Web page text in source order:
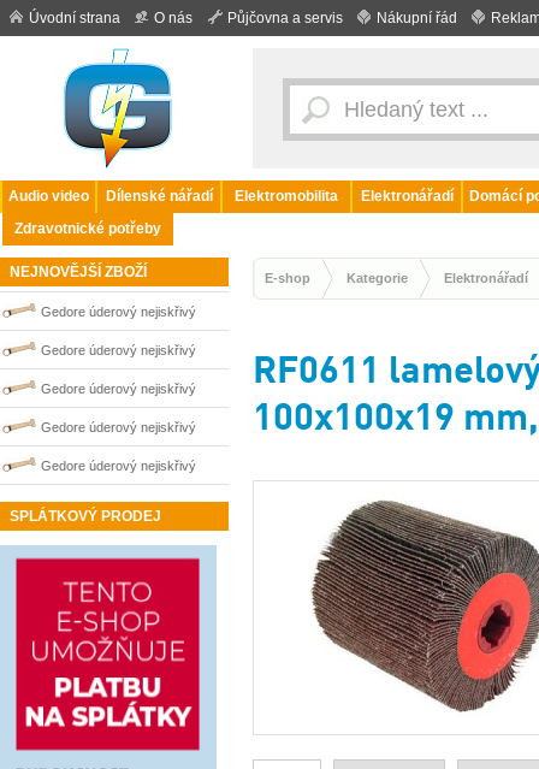
Úvodní strana O nás Půjčovna a servis Nákupní řád
Audio video Dílenské nářadí Elektromobilita Elektronářadí
Domácí
Zdravotnické potřeby
NEJNOVĚJŠÍ ZBOŽÍ
Gedore úderový nejiskřivý
plochý klíč vyhnutý 95 mm
0100265S
Gedore úderový nejiskřivý
plochý klíč vyhnutý 100 mm
0100266S
Gedore úderový nejiskřivý
plochý klíč vyhnutý 90 mm
0100264S
Gedore úderový nejiskřivý
plochý klíč vyhnutý 70 mm
0100260S
Gedore úderový nejiskřivý
plochý klíč vyhnutý 75 mm
SPLÁTKOVÝ PRODEJ
E-shop Kategorie Elektronářadí
RF0611
100x100x19